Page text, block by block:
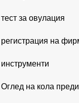
тест за овулация
регистрация на
инструменти
Оглед на кола